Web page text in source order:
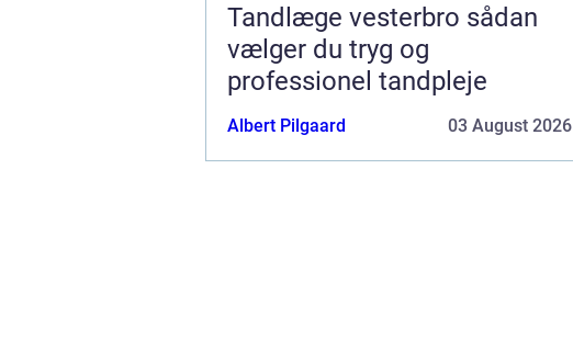
Tandlæge vesterbro sådan
vælger du tryg og
professionel tandpleje
Albert Pilgaard 03 August 2026